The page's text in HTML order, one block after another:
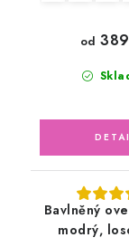
od
Bavlněný
modrý,